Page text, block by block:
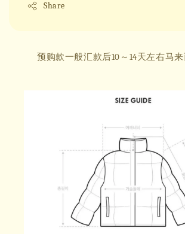
Share
预购款一般汇款后10～14天左右马